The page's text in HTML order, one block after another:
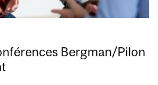
Bergman/Pilon